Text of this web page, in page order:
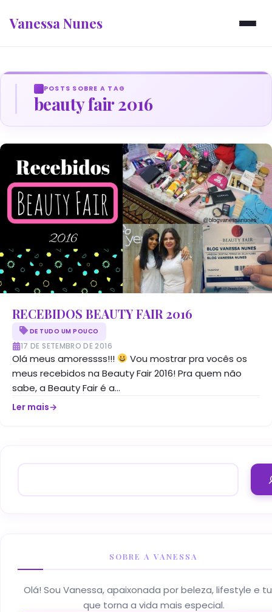
Vanessa Nunes
POSTS SOBRE A TAG
beauty fair 2016
RECEBIDOS BEAUTY FAIR 2016
DE TUDO UM POUCO
17 DE SETEMBRO DE 2016
Olá meus amoressss!!!
Vou mostrar pra vocês os
meus recebidos na Beauty Fair 2016! Pra quem não
sabe, a Beauty Fair é a...
Ler mais→
SOBRE A VANESSA
Olá! Sou Vanessa, apaixonada por beleza, lifestyle e
que torna a vida mais especial.